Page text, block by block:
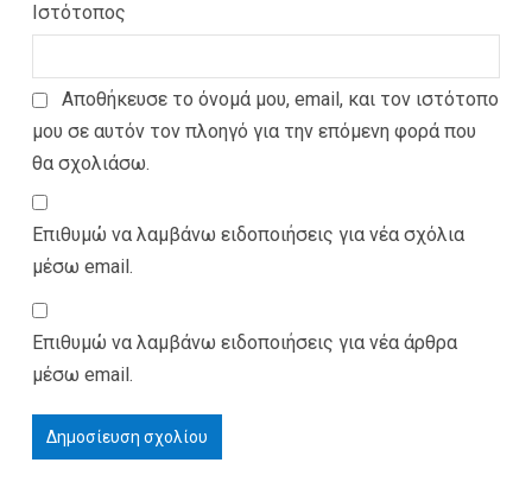
Ιστότοπος
Αποθήκευσε το όνομά μου, email, και τον ιστότοπο
μου σε αυτόν τον πλοηγό για την επόμενη φορά που
θα σχολιάσω.
Επιθυμώ να λαμβάνω ειδοποιήσεις για νέα σχόλια
μέσω email.
Επιθυμώ να λαμβάνω ειδοποιήσεις για νέα άρθρα
μέσω email.